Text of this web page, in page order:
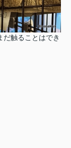
だ触ることはでき